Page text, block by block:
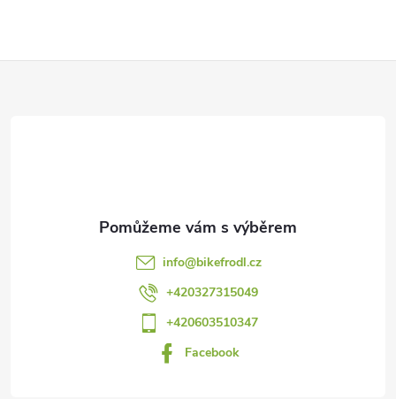
info@bikefrodl.cz
+420327315049
+420603510347
Facebook